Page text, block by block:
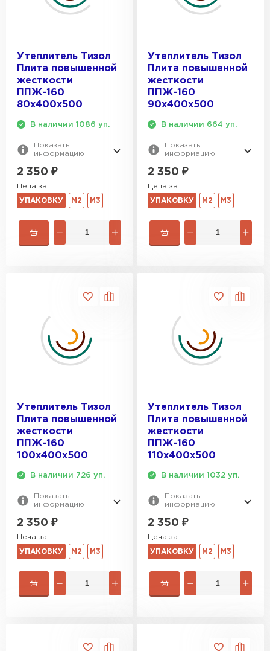
Утеплитель Тизол
Плита повышенной
жесткости
ППЖ-160
80х400х500
В наличии 1086 уп.
Показать
информацию
2 350 ₽
Цена за
УПАКОВКУ М2 М3
Утеплитель Тизол
Плита повышенной
жесткости
ППЖ-160
90х400х500
В наличии 664 уп.
Показать
информацию
2 350 ₽
Цена за
УПАКОВКУ М2 М3
Утеплитель Тизол
Плита повышенной
жесткости
ППЖ-160
100х400х500
В наличии 726 уп.
Показать
информацию
2 350 ₽
Цена за
УПАКОВКУ М2 М3
Утеплитель Тизол
Плита повышенной
жесткости
ППЖ-160
110х400х500
В наличии 1032 уп.
Показать
информацию
2 350 ₽
Цена за
УПАКОВКУ М2 М3
Утеплитель Paroc
Утеплитель Penoplex
ПЕРЕЙТИ
Утеплитель Rockwool
Утеплитель Юматекс Термо
Гипсокартон
Утеплитель Неман
Сэндвич-панели
ПЕРЕЙТИ